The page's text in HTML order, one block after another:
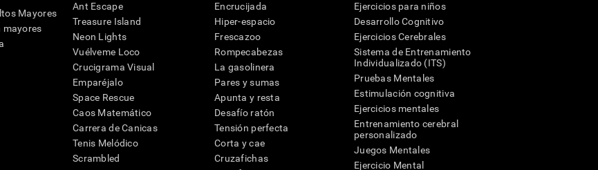
Mayores
mayores
Ant Escape
Treasure Island
Neon Lights
Vuélveme Loco
Crucigrama Visual
Emparéjalo
Space Rescue
Caos Matemático
Carrera de Canicas
Tenis Melódico
Scrambled
Encrucijada
Hiper-espacio
Frescazoo
Rompecabezas
La gasolinera
Pares y sumas
Apunta y resta
Desafío ratón
Tensión perfecta
Corta y cae
Cruzafichas
Ejercicios para niños
Desarrollo Cognitivo
Ejercicios Cerebrales
Sistema de Entrenamiento
Individualizado (ITS)
Pruebas Mentales
Estimulación cognitiva
Ejercicios mentales
Entrenamiento cerebral
personalizado
Juegos Mentales
Ejercicio Mental